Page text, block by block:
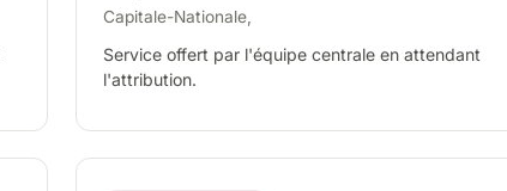
Capitale-Nationale,
Service offert par l'équipe centrale en attendant
l'attribution.